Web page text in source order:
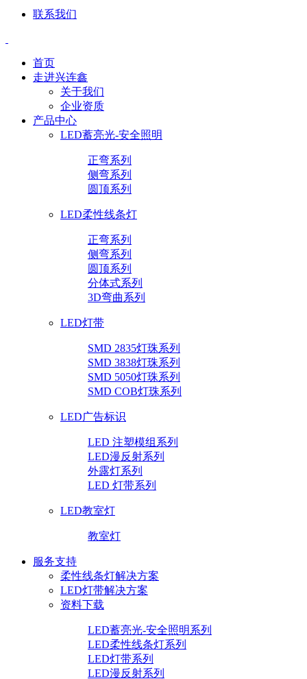
联系我们
首页
走进兴连鑫
关于我们
企业资质
产品中心
LED蓄亮光-安全照明
正弯系列
侧弯系列
圆顶系列
LED柔性线条灯
正弯系列
侧弯系列
圆顶系列
分体式系列
3D弯曲系列
LED灯带
SMD 2835灯珠系列
SMD 3838灯珠系列
SMD 5050灯珠系列
SMD COB灯珠系列
LED广告标识
LED 注塑模组系列
LED漫反射系列
外露灯系列
LED 灯带系列
LED教室灯
教室灯
服务支持
柔性线条灯解决方案
LED灯带解决方案
资料下载
LED蓄亮光-安全照明系列
LED柔性线条灯系列
LED灯带系列
LED漫反射系列